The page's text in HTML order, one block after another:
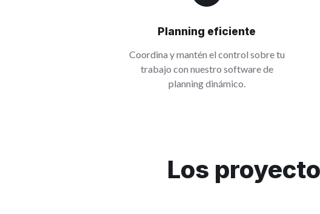
Planning eficiente
Coordina y mantén el control sobre tu
trabajo con nuestro software de
planning dinámico.
Los